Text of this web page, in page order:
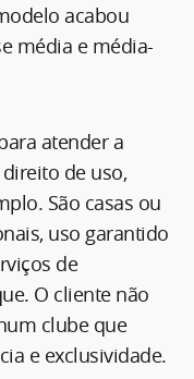
acabou
média e média-
atender a
de uso,
São casas ou
uso garantido
de
O cliente não
clube que
e exclusividade.